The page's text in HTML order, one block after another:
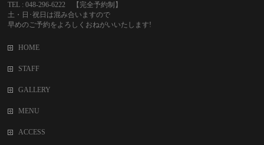
TEL : 048-296-6222 【完全予約制】
土・日･祝日は混み合いますので
早めのご予約をよろしくおねがいいたします!
HOME
STAFF
GALLERY
MENU
ACCESS